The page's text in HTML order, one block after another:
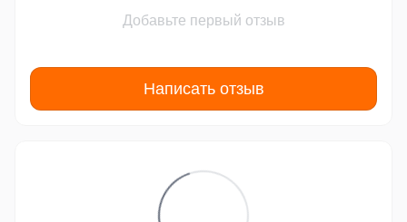
Добавьте первый отзыв
Написать отзыв